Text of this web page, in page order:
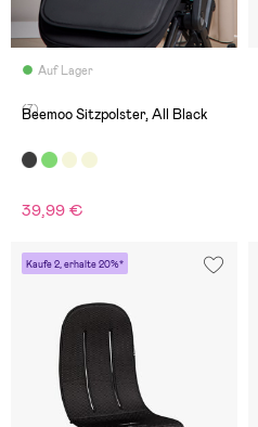
Auf Lager
(7)
Beemoo Sitzpolster, All Black
39,99 €
Kaufe 2, erhalte 20%*